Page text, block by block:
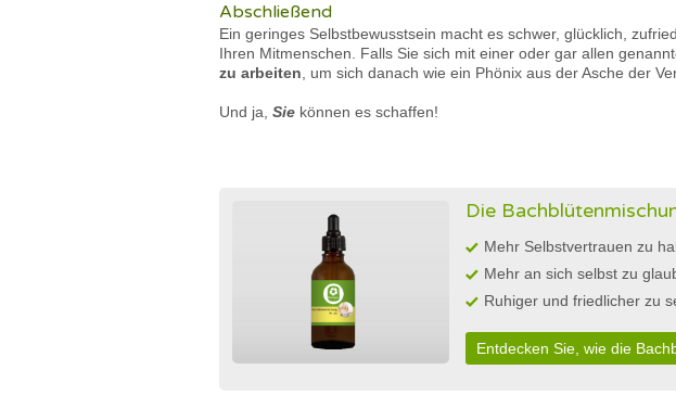
Abschließend
Ein geringes Selbstbewusstsein macht es schwer, glücklich,
Ihren Mitmenschen. Falls Sie sich mit einer oder gar allen
zu arbeiten , um sich danach wie ein Phönix aus der Asche der
Und ja, Sie können es schaffen!
Die
Mehr Selbstvertrauen zu
Mehr an sich selbst zu
Ruhiger und friedlicher zu
Entdecken Sie, wie die